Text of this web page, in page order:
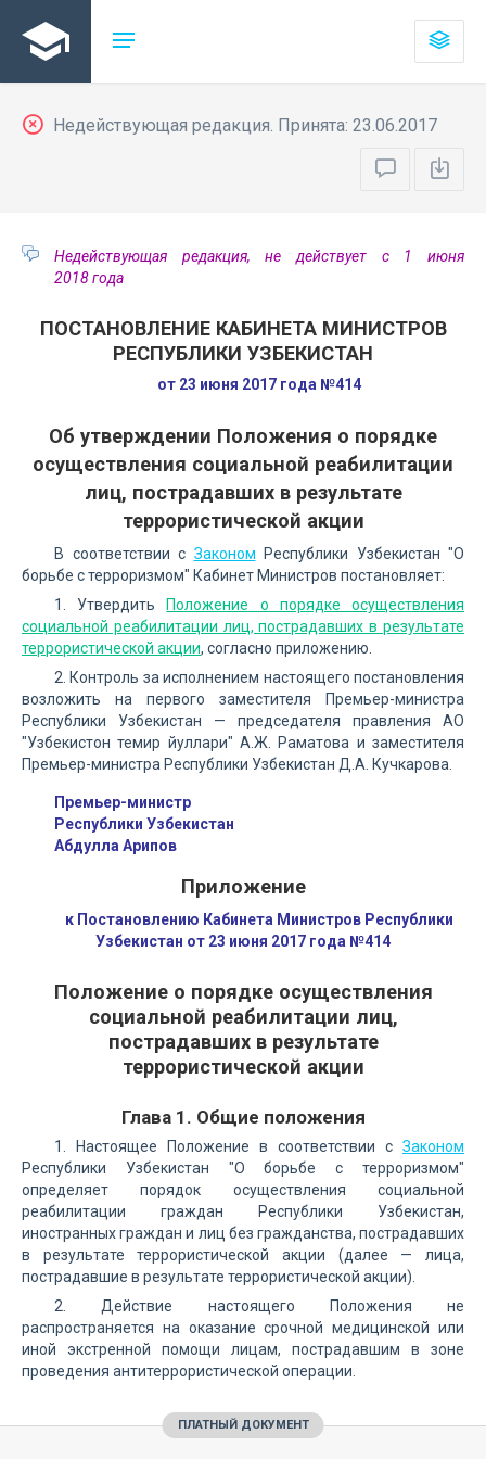
Недействующая редакция. Принята: 23.06.2017
Недействующая редакция, не действует с 1 июня
2018 года
ПОСТАНОВЛЕНИЕ КАБИНЕТА МИНИСТРОВ
РЕСПУБЛИКИ УЗБЕКИСТАН
от 23 июня 2017 года №414
Об утверждении Положения о порядке
осуществления социальной реабилитации
лиц, пострадавших в результате
террористической акции
В соответствии с Законом Республики Узбекистан "О
борьбе с терроризмом" Кабинет Министров постановляет:
1. Утвердить Положение о порядке осуществления
социальной реабилитации лиц, пострадавших в результате
террористической акции, согласно приложению.
2. Контроль за исполнением настоящего постановления
возложить на первого заместителя Премьер-министра
Республики Узбекистан — председателя правления АО
"Узбекистон темир йуллари" А.Ж. Раматова и заместителя
Премьер-министра Республики Узбекистан Д.А. Кучкарова.
Премьер-министр
Республики Узбекистан
Абдулла Арипов
Приложение
к Постановлению Кабинета Министров Республики
Узбекистан от 23 июня 2017 года №414
Положение о порядке осуществления
социальной реабилитации лиц,
пострадавших в результате
террористической акции
Глава 1. Общие положения
1. Настоящее Положение в соответствии с Законом
Республики Узбекистан "О борьбе с терроризмом"
определяет порядок осуществления социальной
реабилитации граждан Республики Узбекистан,
иностранных граждан и лиц без гражданства, пострадавших
в результате террористической акции (далее — лица,
пострадавшие в результате террористической акции).
2. Действие настоящего Положения не
распространяется на оказание срочной медицинской или
иной экстренной помощи лицам, пострадавшим в зоне
проведения антитеррористической операции.
ПЛАТНЫЙ ДОКУМЕНТ